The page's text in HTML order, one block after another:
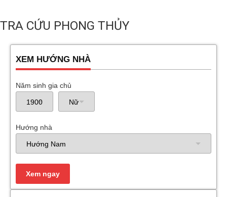
TRA CỨU PHONG THỦY
XEM HƯỚNG NHÀ
Năm sinh gia chủ
Hướng nhà